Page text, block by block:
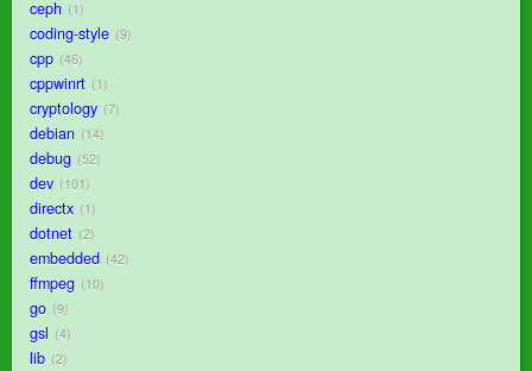
ceph 1
coding-style 9
cpp 46
cppwinrt 1
cryptology 7
debian 14
debug 52
dev 101
directx 1
dotnet 2
embedded 42
ffmpeg 10
go 9
gsl 4
lib 2